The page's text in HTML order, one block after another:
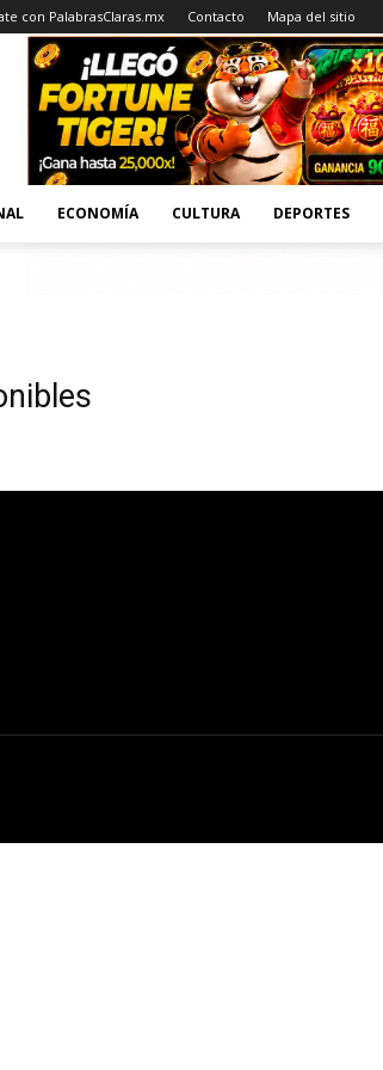
con PalabrasClaras.mx Contacto Mapa del sitio
ECONOMÍA CULTURA DEPORTES